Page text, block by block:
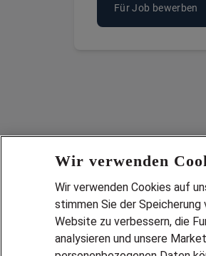
Für Job bewerben
Wir verwenden
Wir verwenden Cookies auf
stimmen Sie der Speicherung
Website zu verbessern, die
analysieren und unsere